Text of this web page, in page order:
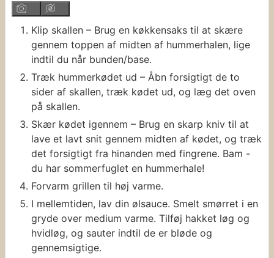
Klip skallen – Brug en køkkensaks til at skære
gennem toppen af midten af hummerhalen, lige
indtil du når bunden/base.
Træk hummerkødet ud – Åbn forsigtigt de to
sider af skallen, træk kødet ud, og læg det oven
på skallen.
Skær kødet igennem – Brug en skarp kniv til at
lave et lavt snit gennem midten af kødet, og træk
det forsigtigt fra hinanden med fingrene. Bam -
du har sommerfuglet en hummerhale!
Forvarm grillen til høj varme.
I mellemtiden, lav din ølsauce. Smelt smørret i en
gryde over medium varme. Tilføj hakket løg og
hvidløg, og sauter indtil de er bløde og
gennemsigtige.